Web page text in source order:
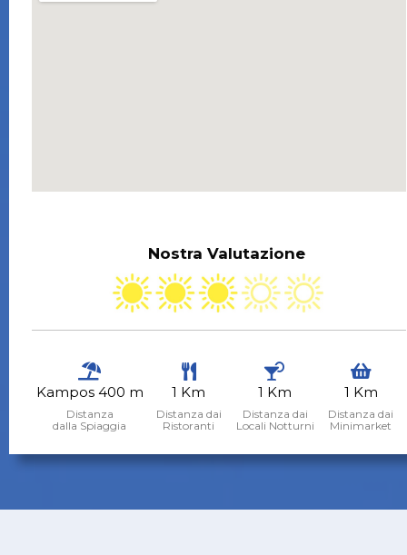
Nostra Valutazione
Kampos 400 m
Distanza
dalla Spiaggia
1 Km
Distanza dai
Ristoranti
1 Km
Distanza dai
Locali Notturni
1 Km
Distanza dai
Minimarket